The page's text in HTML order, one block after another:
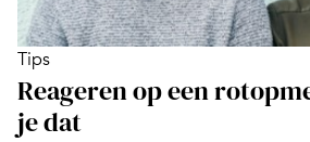
Tips
Reageren op een
je dat